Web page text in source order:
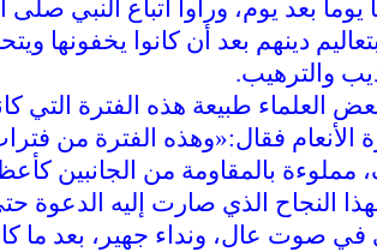
يوما بعد يوم، ورأوا أتباع النبي
دينهم بعد أن كانوا يخفونها
والترهيب.
العلماء طبيعة هذه الفترة التي
فقال:«وهذه الفترة من
مملوءة بالمقاومة من الجانبين
النجاح الذي صارت إليه الدعوة
في صوت عال، ونداء جهير، بعد ما